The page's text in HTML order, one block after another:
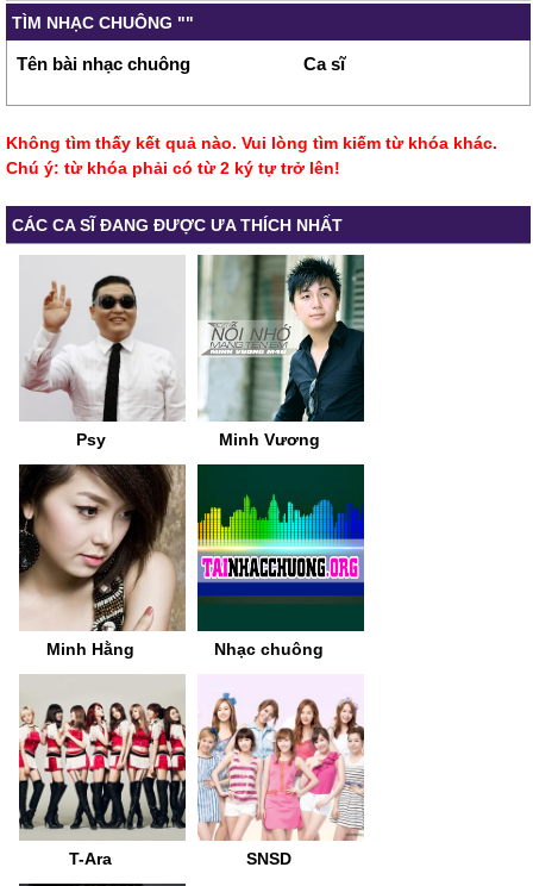
TÌM NHẠC CHUÔNG ""
Tên bài nhạc chuông Ca sĩ
Không tìm thấy kết quả nào. Vui lòng tìm kiếm từ khóa khác.
Chú ý: từ khóa phải có từ 2 ký tự trở lên!
CÁC CA SĨ ĐANG ĐƯỢC ƯA THÍCH NHẤT
Psy Minh Vương
Minh Hằng Nhạc chuông
T-Ara SNSD